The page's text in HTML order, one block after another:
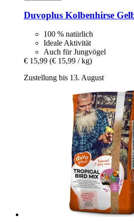
Duvoplus Kolbenhirse
100 % natürlich
Ideale Aktivität
Auch für Jungvögel
€ 15,99 (€ 15,99 / kg)
Zustellung bis 13. August